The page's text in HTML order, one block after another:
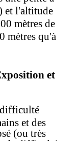
et l'altitude
mètres de
mètres qu'à
et
difficulté
et des
(ou très